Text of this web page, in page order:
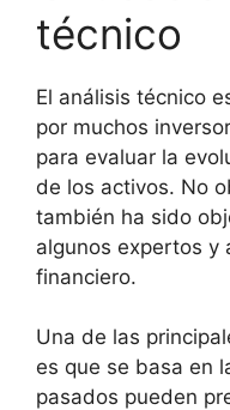
técnico
El análisis técnico
por muchos
para evaluar la
de los activos. No
también ha sido
algunos expertos y
financiero.
Una de las
es que se basa en
pasados pueden